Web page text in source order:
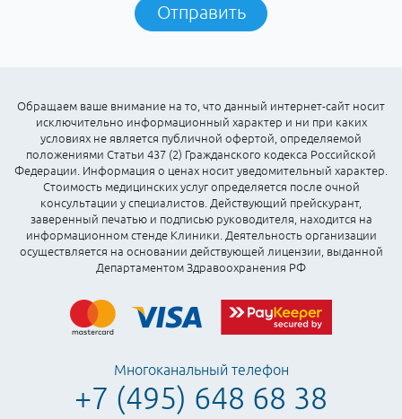
Отправить
Обращаем ваше внимание на то, что данный интернет-сайт носит
исключительно информационный характер и ни при каких
условиях не является публичной офертой, определяемой
положениями Статьи 437 (2) Гражданского кодекса Российской
Федерации. Информация о ценах носит уведомительный характер.
Стоимость медицинских услуг определяется после очной
консультации у специалистов. Действующий прейскурант,
заверенный печатью и подписью руководителя, находится на
информационном стенде Клиники. Деятельность организации
осуществляется на основании действующей лицензии, выданной
Департаментом Здравоохранения РФ
Многоканальный телефон
+7 (495) 648 68 38